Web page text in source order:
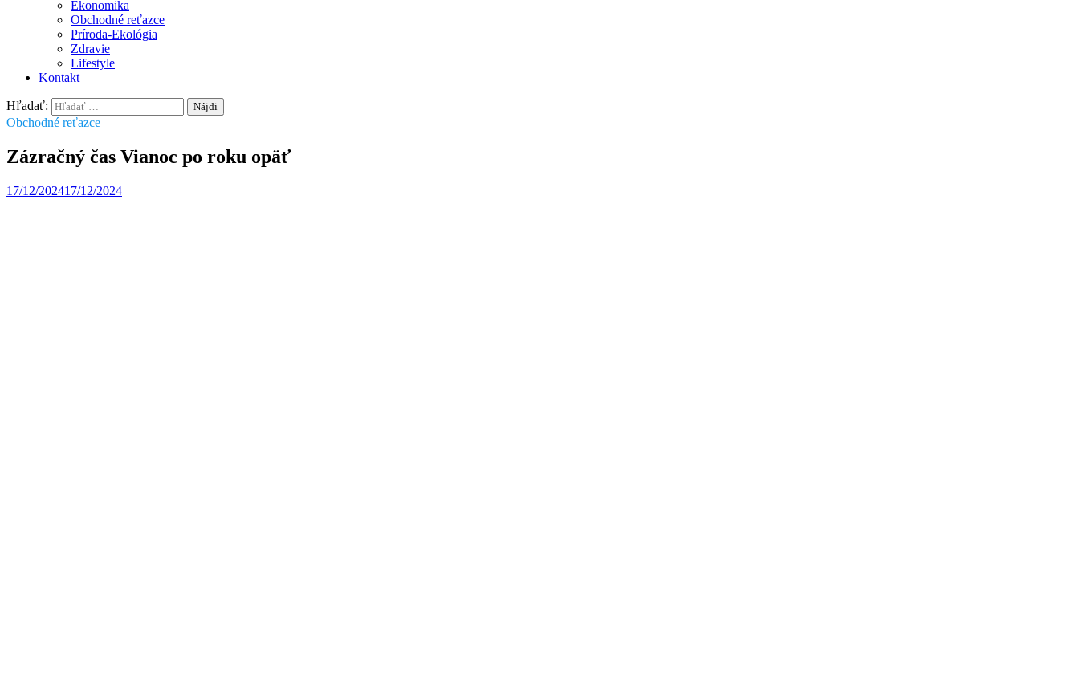
Ekonomika
Obchodné reťazce
Príroda-Ekológia
Zdravie
Lifestyle
Kontakt
Hľadať:
Obchodné reťazce
Zázračný čas Vianoc po roku opäť
17/12/202417/12/2024